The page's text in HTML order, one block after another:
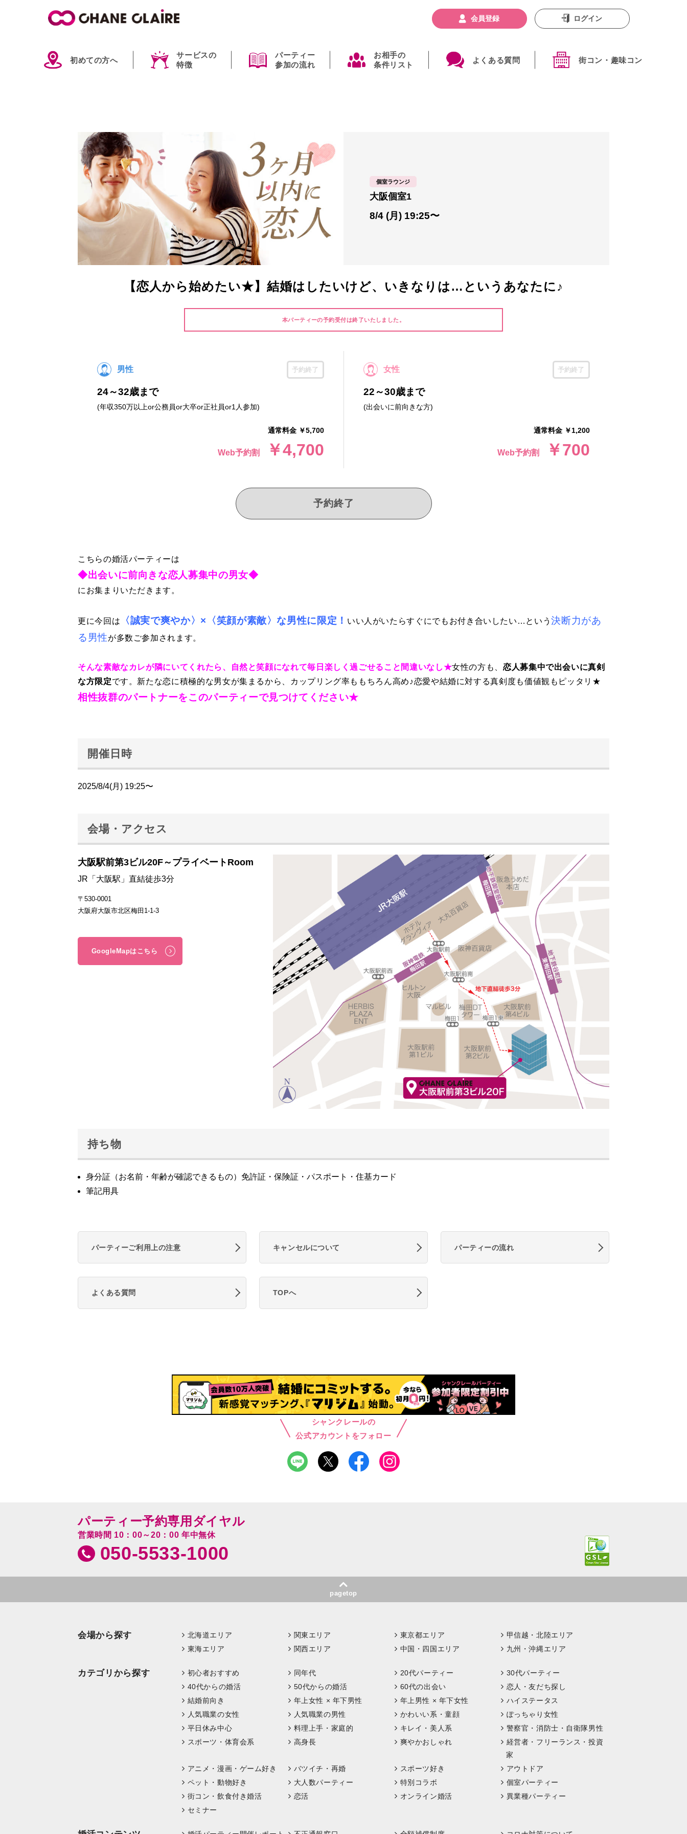
初めての方へ
サービスの
特徴
パーティー
参加の流れ
お相手の
条件リスト
よくある質問 街コン・趣味コン
会員登録 ログイン
8/4 (月) 19:25〜
個室ラウンジ
大阪個室1
【恋人から始めたい★】結婚はしたいけど、いきなりは…というあなたに♪
本パーティーの予約受付は終了いたしました。
男性 予約終了
24～32歳まで
(年収350万以上or公務員or大卒or正社員or1人参加)
通常料金 ￥5,700
Web予約割 ￥4,700
女性 予約終了
22～30歳まで
(出会いに前向きな方)
通常料金 ￥1,200
Web予約割 ￥700
予約終了
こちらの婚活パーティーは
◆出会いに前向きな恋人募集中の男女◆
にお集まりいただきます。
更に今回は 〈誠実で爽やか〉×〈笑顔が素敵〉な男性に限定！ いい人がいたらすぐにでもお付き合いしたい…という決断力があ
る男性が多数ご参加されます。
そんな素敵なカレが隣にいてくれたら、自然と笑顔になれて毎日楽しく過ごせること間違いなし★女性の方も、恋人募集中で出会いに真剣
な方限定です。新たな恋に積極的な男女が集まるから、カップリング率ももちろん高め♪恋愛や結婚に対する真剣度も価値観もピッタリ★
相性抜群のパートナーをこのパーティーで見つけてください★
開催日時
2025/8/4(月) 19:25〜
会場・アクセス
大阪駅前第3ビル20F～プライベートRoom
JR「大阪駅」直結徒歩3分
〒530-0001
大阪府大阪市北区梅田1-1-3
GoogleMapはこちら
持ち物
身分証（お名前・年齢が確認できるもの）免許証・保険証・パスポート・住基カード
筆記用具
パーティーご利用上の注意 キャンセルについて パーティーの流れ
よくある質問 TOPへ
シャンクレールの
公式アカウントをフォロー
パーティー予約専用ダイヤル
営業時間 10：00～20：00 年中無休
050-5533-1000
pagetop
会場から探す 北海道エリア 関東エリア 東京都エリア
甲信越・北陸エリア
東海エリア
関西エリア 中国・四国エリア 九州・沖縄エリア
カテゴリから探す 初心者おすすめ 同年代 20代パーティー
30代パーティー
40代からの婚活
50代からの婚活 60代の出会い
恋人・友だち探し
結婚前向き
年上女性 × 年下男性 年上男性 × 年下女性
ハイステータス
人気職業の女性
人気職業の男性 かわいい系・童顔
ぽっちゃり女性
平日休み中心
料理上手・家庭的 キレイ・美人系
警察官・消防士・自衛隊男性
スポーツ・体育会系
高身長 爽やかおしゃれ
経営者・フリーランス・投資
家
アニメ・漫画・ゲーム好き
バツイチ・再婚 スポーツ好き
アウトドア
ペット・動物好き
大人数パーティー 特別コラボ
個室パーティー
街コン・飲食付き婚活
恋活 オンライン婚活
異業種パーティー
セミナー